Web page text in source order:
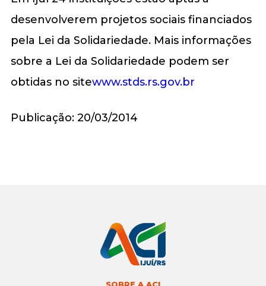
desenvolverem projetos sociais financiados
pela Lei da Solidariedade. Mais informações
sobre a Lei da Solidariedade podem ser
obtidas no sitewww.stds.rs.gov.br
Publicação: 20/03/2014